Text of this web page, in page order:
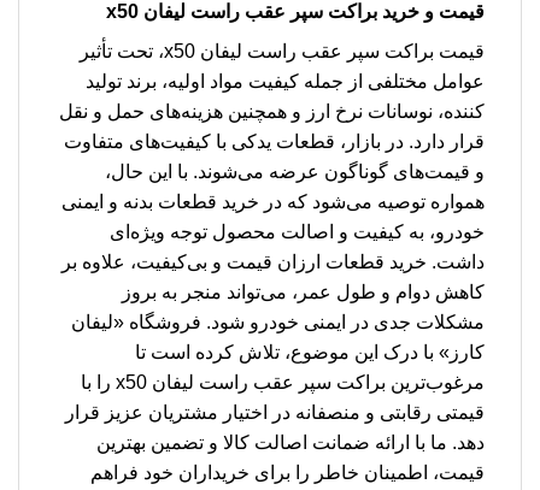
قیمت و خرید براکت سپر عقب راست لیفان x50
قیمت براکت سپر عقب راست لیفان x50، تحت تأثیر
عوامل مختلفی از جمله کیفیت مواد اولیه، برند تولید
کننده، نوسانات نرخ ارز و همچنین هزینه‌های حمل و نقل
قرار دارد. در بازار، قطعات یدکی با کیفیت‌های متفاوت
و قیمت‌های گوناگون عرضه می‌شوند. با این حال،
همواره توصیه می‌شود که در خرید قطعات بدنه و ایمنی
خودرو، به کیفیت و اصالت محصول توجه ویژه‌ای
داشت. خرید قطعات ارزان قیمت و بی‌کیفیت، علاوه بر
کاهش دوام و طول عمر، می‌تواند منجر به بروز
مشکلات جدی در ایمنی خودرو شود. فروشگاه «لیفان
کارز» با درک این موضوع، تلاش کرده است تا
مرغوب‌ترین براکت سپر عقب راست لیفان x50 را با
قیمتی رقابتی و منصفانه در اختیار مشتریان عزیز قرار
دهد. ما با ارائه ضمانت اصالت کالا و تضمین بهترین
قیمت، اطمینان خاطر را برای خریداران خود فراهم